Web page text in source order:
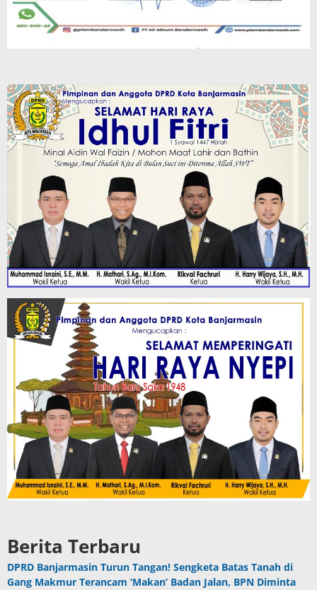
Berita Terbaru
DPRD Banjarmasin Turun Tangan! Sengketa Batas Tanah di
Gang Makmur Terancam ‘Makan’ Badan Jalan, BPN Diminta